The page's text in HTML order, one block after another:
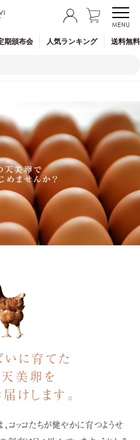
期頒布会 人気ランキング 送料無
に育てた
美卵を
けします。
コッコたちが健やかに育つようせ